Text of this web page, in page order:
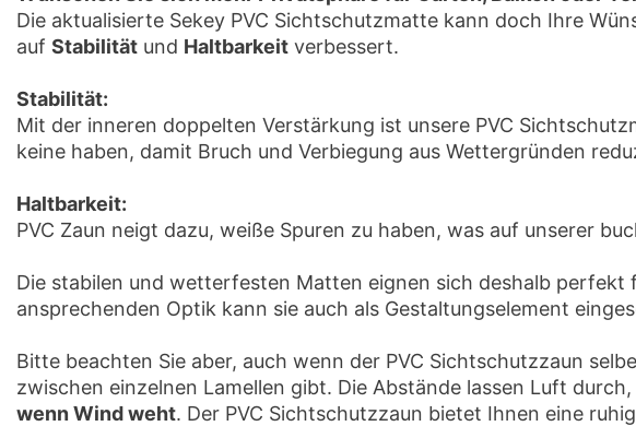
Die aktualisierte Sekey PVC Sichtschutzmatte kann doch Ihre
auf Stabilität und Haltbarkeit verbessert.
Stabilität:
Mit der inneren doppelten Verstärkung ist unsere PVC
keine haben, damit Bruch und Verbiegung aus Wettergründen
Haltbarkeit:
PVC Zaun neigt dazu, weiße Spuren zu haben, was auf unserer
Die stabilen und wetterfesten Matten eignen sich deshalb
ansprechenden Optik kann sie auch als Gestaltungselement
Bitte beachten Sie aber, auch wenn der PVC Sichtschutzzaun
zwischen einzelnen Lamellen gibt. Die Abstände lassen Luft durch,
wenn Wind weht. Der PVC Sichtschutzzaun bietet Ihnen eine